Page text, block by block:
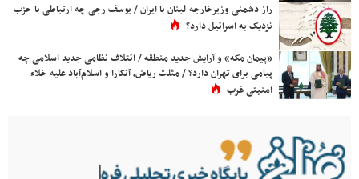
راز دشمنی وزیرخارجه لبنان با ایران / یوسف رجی چه ارتباطی با حزب
نزدیک به اسرائیل دارد؟
«پیمان مکه» و آرایش جدید منطقه / ائتلاف نظامی جدید اسلامی چه
پیامی برای تهران دارد؟ / مثلث ریاض، آنکارا و اسلام‌آباد علیه خلاء
امنیتی غرب